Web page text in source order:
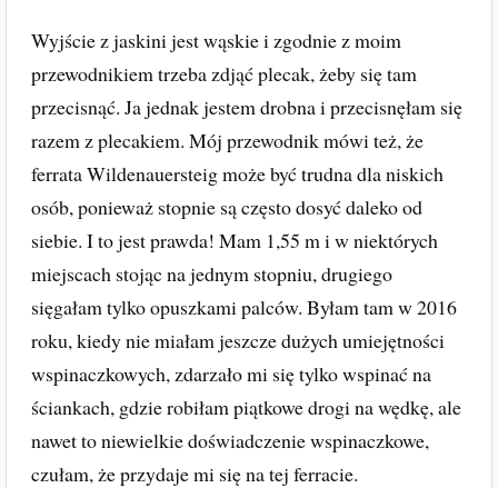
Wyjście z jaskini jest wąskie i zgodnie z moim
przewodnikiem trzeba zdjąć plecak, żeby się tam
przecisnąć. Ja jednak jestem drobna i przecisnęłam się
razem z plecakiem. Mój przewodnik mówi też, że
ferrata Wildenauersteig może być trudna dla niskich
osób, ponieważ stopnie są często dosyć daleko od
siebie. I to jest prawda! Mam 1,55 m i w niektórych
miejscach stojąc na jednym stopniu, drugiego
sięgałam tylko opuszkami palców. Byłam tam w 2016
roku, kiedy nie miałam jeszcze dużych umiejętności
wspinaczkowych, zdarzało mi się tylko wspinać na
ściankach, gdzie robiłam piątkowe drogi na wędkę, ale
nawet to niewielkie doświadczenie wspinaczkowe,
czułam, że przydaje mi się na tej ferracie.